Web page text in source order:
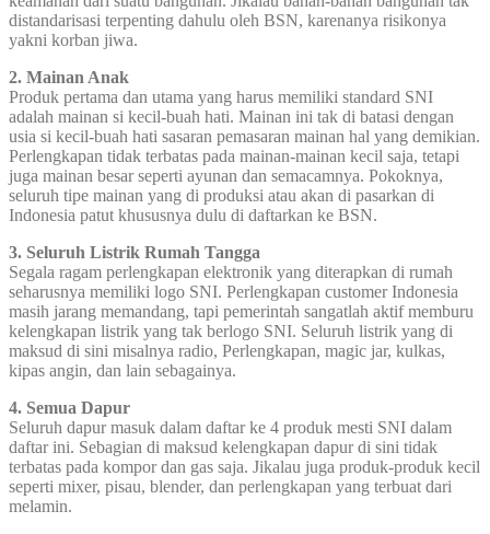
distandarisasi terpenting dahulu oleh BSN, karenanya risikonya
yakni korban jiwa.
2. Mainan Anak
Produk pertama dan utama yang harus memiliki standard SNI
adalah mainan si kecil-buah hati. Mainan ini tak di batasi dengan
usia si kecil-buah hati sasaran pemasaran mainan hal yang demikian.
Perlengkapan tidak terbatas pada mainan-mainan kecil saja, tetapi
juga mainan besar seperti ayunan dan semacamnya. Pokoknya,
seluruh tipe mainan yang di produksi atau akan di pasarkan di
Indonesia patut khususnya dulu di daftarkan ke BSN.
3. Seluruh Listrik Rumah Tangga
Segala ragam perlengkapan elektronik yang diterapkan di rumah
seharusnya memiliki logo SNI. Perlengkapan customer Indonesia
masih jarang memandang, tapi pemerintah sangatlah aktif memburu
kelengkapan listrik yang tak berlogo SNI. Seluruh listrik yang di
maksud di sini misalnya radio, Perlengkapan, magic jar, kulkas,
kipas angin, dan lain sebagainya.
4. Semua Dapur
Seluruh dapur masuk dalam daftar ke 4 produk mesti SNI dalam
daftar ini. Sebagian di maksud kelengkapan dapur di sini tidak
terbatas pada kompor dan gas saja. Jikalau juga produk-produk kecil
seperti mixer, pisau, blender, dan perlengkapan yang terbuat dari
melamin.